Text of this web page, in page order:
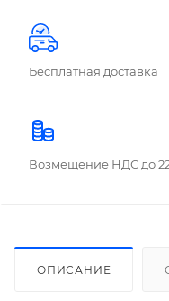
Бесплатная доставка
Возмещение НДС до
ОПИСАНИЕ